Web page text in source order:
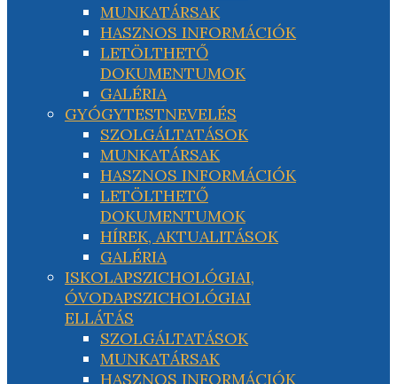
MUNKATÁRSAK
HASZNOS INFORMÁCIÓK
LETÖLTHETŐ
DOKUMENTUMOK
GALÉRIA
GYÓGYTESTNEVELÉS
SZOLGÁLTATÁSOK
MUNKATÁRSAK
HASZNOS INFORMÁCIÓK
LETÖLTHETŐ
DOKUMENTUMOK
HÍREK, AKTUALITÁSOK
GALÉRIA
ISKOLAPSZICHOLÓGIAI,
ÓVODAPSZICHOLÓGIAI
ELLÁTÁS
SZOLGÁLTATÁSOK
MUNKATÁRSAK
HASZNOS INFORMÁCIÓK